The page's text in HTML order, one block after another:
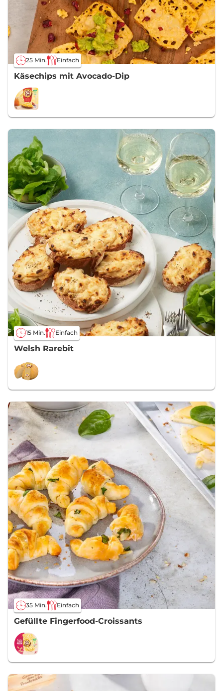
25 Min. Einfach
Käsechips mit Avocado-Dip
15 Min. Einfach
Welsh Rarebit
35 Min. Einfach
Gefüllte Fingerfood-Croissants